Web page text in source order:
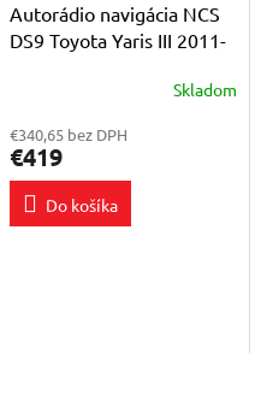
Autorádio navigácia NCS
DS9 Toyota Yaris III 2011-
produktu
je
5,0
5
Skladom
€340,65 bez DPH
€419
Do košíka